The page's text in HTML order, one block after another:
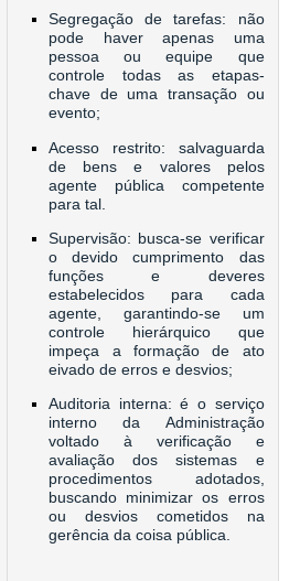
Segregação de tarefas: não
pode haver apenas uma
pessoa ou equipe que
controle todas as etapas-
chave de uma transação ou
evento;
Acesso restrito: salvaguarda
de bens e valores pelos
agente pública competente
para tal.
Supervisão: busca-se verificar
o devido cumprimento das
funções e deveres
estabelecidos para cada
agente, garantindo-se um
controle hierárquico que
impeça a formação de ato
eivado de erros e desvios;
Auditoria interna: é o serviço
interno da Administração
voltado à verificação e
avaliação dos sistemas e
procedimentos adotados,
buscando minimizar os erros
ou desvios cometidos na
gerência da coisa pública.